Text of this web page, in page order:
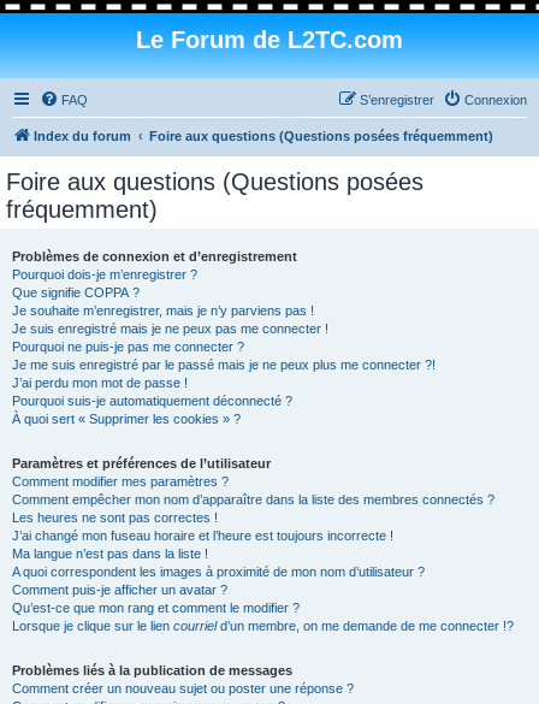
Le Forum de L2TC.com
FAQ Connexion
S’enregistrer
Index du forum Foire aux questions (Questions posées fréquemment)
Foire aux questions (Questions posées
fréquemment)
Problèmes de connexion et d’enregistrement
Pourquoi dois-je m’enregistrer ?
Que signifie COPPA ?
Je souhaite m’enregistrer, mais je n’y parviens pas !
Je suis enregistré mais je ne peux pas me connecter !
Pourquoi ne puis-je pas me connecter ?
Je me suis enregistré par le passé mais je ne peux plus me connecter ?!
J’ai perdu mon mot de passe !
Pourquoi suis-je automatiquement déconnecté ?
À quoi sert « Supprimer les cookies » ?
Paramètres et préférences de l’utilisateur
Comment modifier mes paramètres ?
Comment empêcher mon nom d’apparaître dans la liste des membres connectés ?
Les heures ne sont pas correctes !
J’ai changé mon fuseau horaire et l’heure est toujours incorrecte !
Ma langue n’est pas dans la liste !
A quoi correspondent les images à proximité de mon nom d’utilisateur ?
Comment puis-je afficher un avatar ?
Qu’est-ce que mon rang et comment le modifier ?
Lorsque je clique sur le lien courrield’un membre, on me demande de me connecter !?
Problèmes liés à la publication de messages
Comment créer un nouveau sujet ou poster une réponse ?